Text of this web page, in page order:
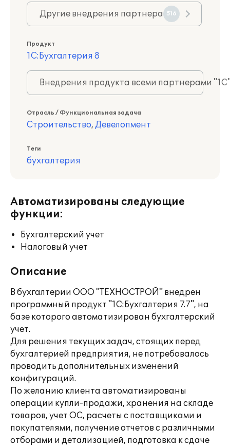
Другие внедрения партнера 516
Продукт
1С:Бухгалтерия 8
Внедрения продукта всеми партнерами
Отрасль / Функциональная задача
Строительство, Девелопмент
Теги
бухгалтерия
Автоматизированы следующие
функции:
Бухгалтерский учет
Налоговый учет
Описание
В бухгалтерии ООО "ТЕХНОСТРОЙ" внедрен
программный продукт "1С:Бухгалтерия 7.7", на
базе которого автоматизирован бухгалтерский
учет.
Для решения текущих задач, стоящих перед
бухгалтерией предприятия, не потребовалось
проводить дополнительных изменений
конфигураций.
По желанию клиента автоматизированы
операции купли-продажи, хранения на складе
товаров, учет ОС, расчеты с поставщиками и
покупателями, получение отчетов с различными
отборами и детализацией, подготовка к сдаче